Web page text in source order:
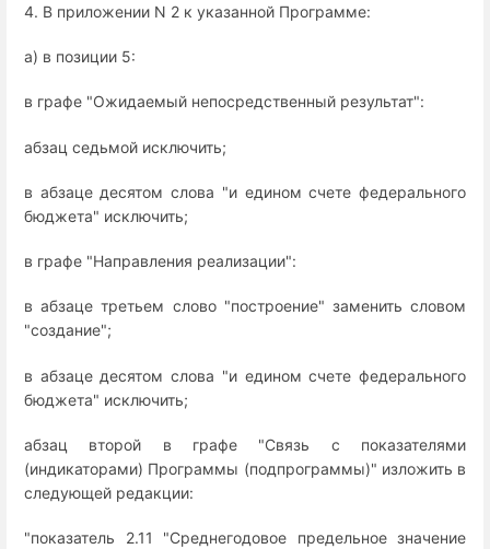
4. В приложении N 2 к указанной Программе:
а) в позиции 5:
в графе "Ожидаемый непосредственный результат":
абзац седьмой исключить;
в абзаце десятом слова "и едином счете федерального
бюджета" исключить;
в графе "Направления реализации":
в абзаце третьем слово "построение" заменить словом
"создание";
в абзаце десятом слова "и едином счете федерального
бюджета" исключить;
абзац второй в графе "Связь с показателями
(индикаторами) Программы (подпрограммы)" изложить в
следующей редакции:
"показатель 2.11 "Среднегодовое предельное значение